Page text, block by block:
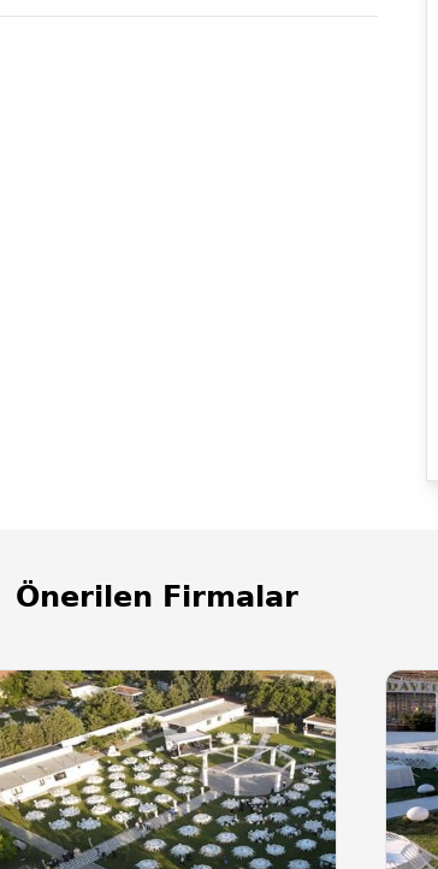
Önerilen Firmalar